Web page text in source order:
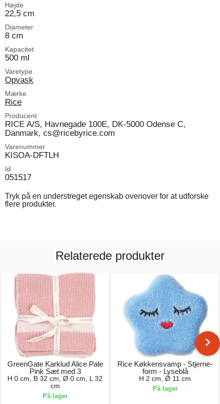
Højde
22,5 cm
Diameter
8 cm
Kapacitet
500 ml
Varetype
Opvask
Mærke
Rice
Producent
RICE A/S, Havnegade 100E, DK-5000 Odense C,
Danmark, cs@ricebyrice.com
Varenummer
KISOA-DFTLH
Id
051517
Tryk på en understreget egenskab ovenover for at udforske
flere produkter.
Relaterede produkter
GreenGate Karklud Alice Pale
Pink Sæt med 3
H 0 cm, B 32 cm, Ø 0 cm, L 32
cm
På lager
Rice Køkkensvamp - Stjerne-
form - Lyseblå
H 2 cm, Ø 11 cm
På lager